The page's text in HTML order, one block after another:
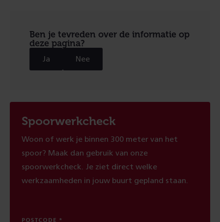
Ben je tevreden over de informatie op
deze pagina?
Ja Nee
Spoorwerkcheck
Woon of werk je binnen 300 meter van het
spoor? Maak dan gebruik van onze
spoorwerkcheck. Je ziet direct welke
werkzaamheden in jouw buurt gepland staan.
POSTCODE